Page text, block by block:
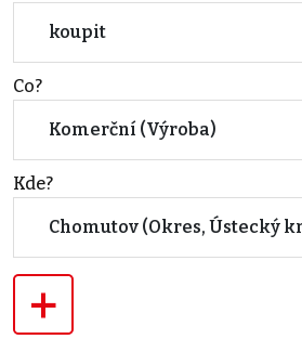
koupit
Co?
Komerční (Výroba)
Kde?
Chomutov (Okres, Ústecký
+